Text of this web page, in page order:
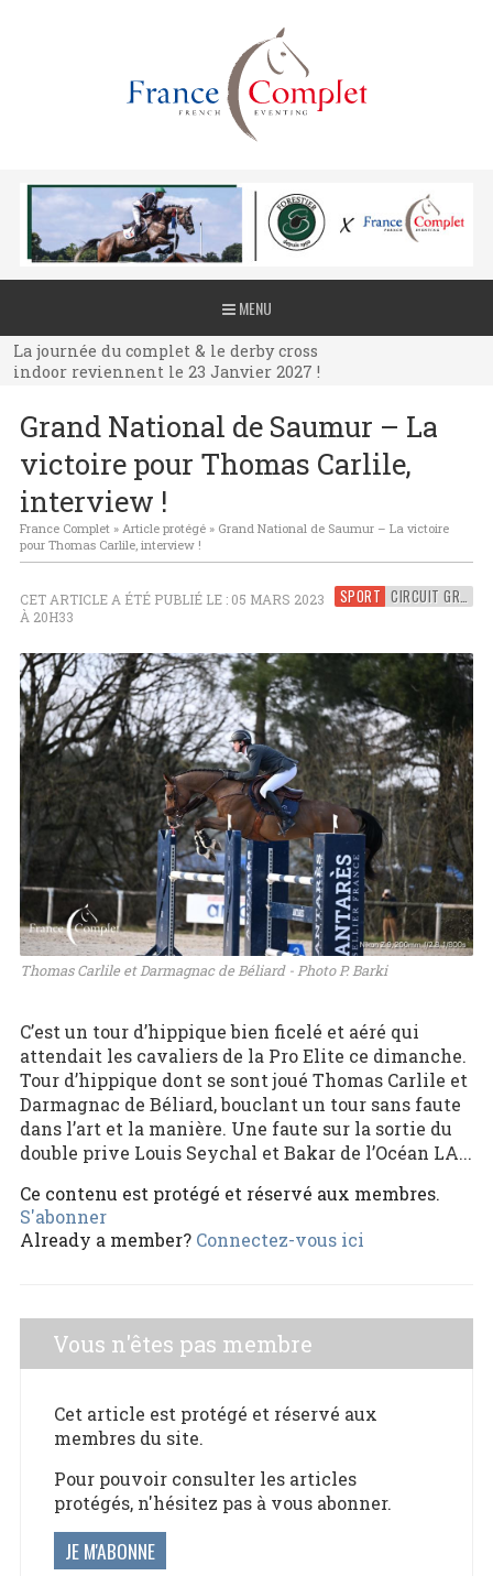
MENU
La journée du complet & le derby cross
indoor reviennent le 23 Janvier 2027 !
La journée du complet & le derby cross
indoor reviennent le 23 Janvier 2027 !
indoor reviennent le 23 Janvier 2027 !
Grand National de Saumur – La
victoire pour Thomas Carlile,
interview !
France Complet» Article protégé» Grand National de Saumur – La victoire
pour Thomas Carlile, interview !
SPORT CIRCUIT GRAND NATIONAL FFE
CET ARTICLE A ÉTÉ PUBLIÉ LE : 05 MARS 2023
À 20H33
Thomas Carlile et Darmagnac de Béliard - Photo P. Barki
C’est un tour d’hippique bien ficelé et aéré qui
attendait les cavaliers de la Pro Elite ce dimanche.
Tour d’hippique dont se sont joué Thomas Carlile et
Darmagnac de Béliard, bouclant un tour sans faute
dans l’art et la manière. Une faute sur la sortie du
double prive Louis Seychal et Bakar de l’Océan LA...
Ce contenu est protégé et réservé aux membres.
S'abonner
Already a member? Connectez-vous ici
Vous n'êtes pas membre
Cet article est protégé et réservé aux
membres du site.
Pour pouvoir consulter les articles
protégés, n'hésitez pas à vous abonner.
JE M'ABONNE